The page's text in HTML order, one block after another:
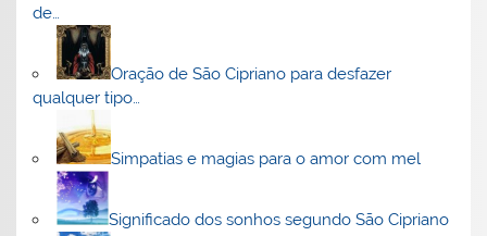
de…
Oração de São Cipriano para desfazer
qualquer tipo…
Simpatias e magias para o amor com mel
Significado dos sonhos segundo São Cipriano